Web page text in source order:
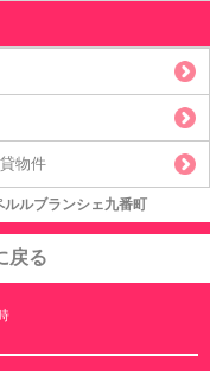
物件
ルルブランシェ九番町
戻る